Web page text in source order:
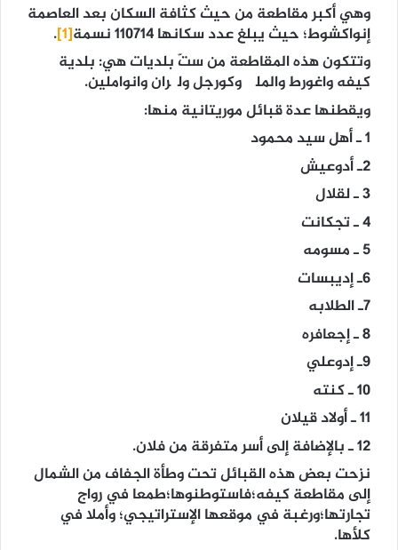
وهي أكبر مقاطعة من حيث كثافة السكان بعد العاصمة
إنواكشوط؛ حيث يبلغ عدد سكانها 110714 نسمة
[1]
.
وتتكون هذه المقاطعة من ستّ بلديات هي: بلدية
كيفه واغورط والملگ وكورجل ولگران وانواملين.
ويقطنها عدة قبائل موريتانية منها:
1 ـ أهل سيد محمود
2ـ أدوعيش
3 ـ لقلال
4 ـ تجكانت
5 ـ مسومه
6ـ إديبسات
7ـ الطلابه
8 ـ إجعافره
9ـ إدوعلي
10 ـ كنته
11 ـ أولاد قيلان
12 ـ بالإضافة إلى أسر متفرقة من فلان.
نزحت بعض هذه القبائل تحت وطأة الجفاف من الشمال
إلى مقاطعة كيفه؛فاستوطنوها؛طمعا في رواج
تجارتها؛ورغبة في موقعها الإستراتيجي؛ وأملا في
كلأها.